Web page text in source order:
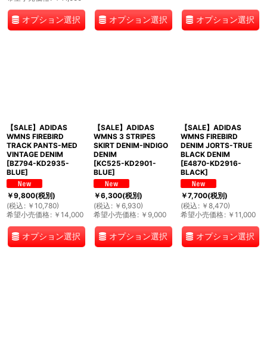
オプション選択 オプション選択 オプション選択
【SALE】ADIDAS
WMNS FIREBIRD
TRACK PANTS-MED
VINTAGE DENIM
[BZ794-KD2935-
BLUE]
￥9,800(税別)
(税込 : ￥ 10,780)
希望小売価格: ￥ 14,000
オプション選択
【SALE】ADIDAS
WMNS 3 STRIPES
SKIRT DENIM-INDIGO
DENIM
[KC525-KD2901-
BLUE]
￥6,300(税別)
(税込 : ￥ 6,930)
希望小売価格: ￥ 9,000
オプション選択
【SALE】ADIDAS
WMNS FIREBIRD
DENIM JORTS-TRUE
BLACK DENIM
[E4870-KD2916-
BLACK]
￥7,700(税別)
(税込 : ￥ 8,470)
希望小売価格: ￥ 11,000
オプション選択